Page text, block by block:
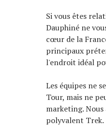
Si vous êtes
Dauphiné ne
cœur de la
principaux
l'endroit idéal
Les équipes ne
Tour, mais ne
marketing. Nous
polyvalent Trek.